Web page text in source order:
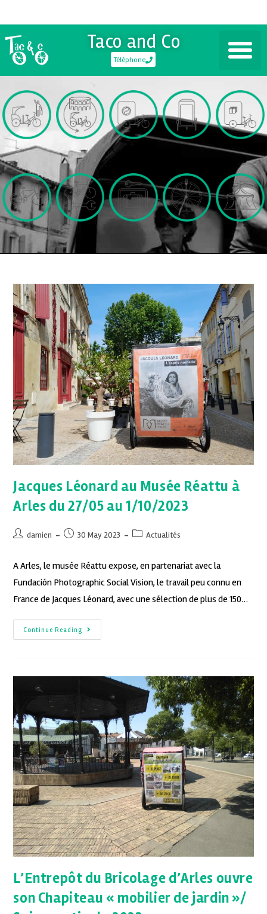
Taco and Co
Téléphone
Jacques Léonard au Musée Réattu à
Arles du 27/05 au 1/10/2023
damien 30 May 2023 Actualités
A Arles, le musée Réattu expose, en partenariat avec la
Fundación Photographic Social Vision, le travail peu connu en
France de Jacques Léonard, avec une sélection de plus de 150…
Continue Reading
L’Entrepôt du Bricolage d’Arles ouvre
son Chapiteau « mobilier de jardin »/